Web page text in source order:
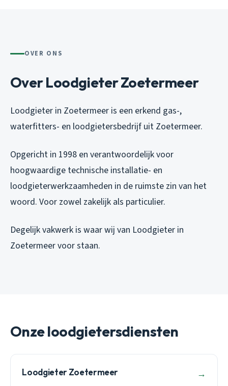
OVER ONS
Over Loodgieter Zoetermeer
Loodgieter in Zoetermeer is een erkend gas-,
waterfitters- en loodgietersbedrijf uit Zoetermeer.
Opgericht in 1998 en verantwoordelijk voor
hoogwaardige technische installatie- en
loodgieterwerkzaamheden in de ruimste zin van het
woord. Voor zowel zakelijk als particulier.
Degelijk vakwerk is waar wij van Loodgieter in
Zoetermeer voor staan.
Onze loodgietersdiensten
Loodgieter Zoetermeer →